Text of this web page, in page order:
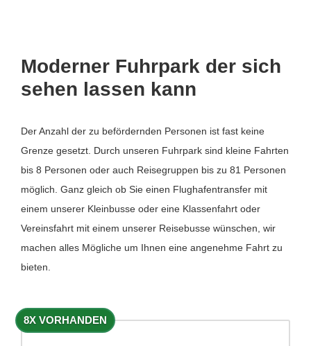
Moderner Fuhrpark der sich
sehen lassen kann
Der Anzahl der zu befördernden Personen ist fast keine
Grenze gesetzt. Durch unseren Fuhrpark sind kleine Fahrten
bis 8 Personen oder auch Reisegruppen bis zu 81 Personen
möglich. Ganz gleich ob Sie einen Flughafentransfer mit
einem unserer Kleinbusse oder eine Klassenfahrt oder
Vereinsfahrt mit einem unserer Reisebusse wünschen, wir
machen alles Mögliche um Ihnen eine angenehme Fahrt zu
bieten.
8X VORHANDEN